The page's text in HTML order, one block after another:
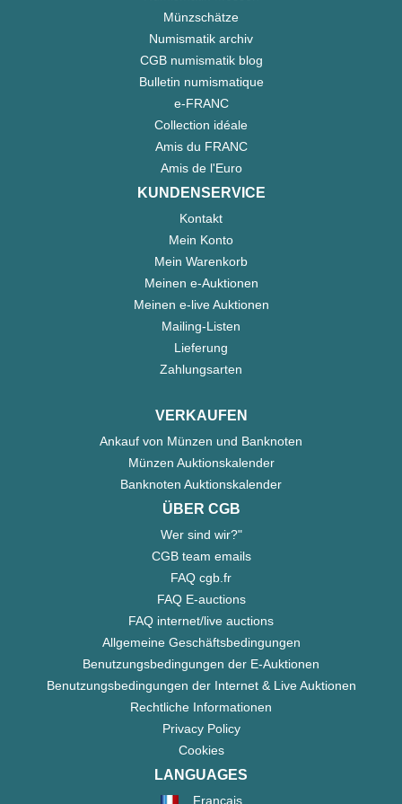
Münzschätze
Numismatik archiv
CGB numismatik blog
Bulletin numismatique
e-FRANC
Collection idéale
Amis du FRANC
Amis de l'Euro
KUNDENSERVICE
Kontakt
Mein Konto
Mein Warenkorb
Meinen e-Auktionen
Meinen e-live Auktionen
Mailing-Listen
Lieferung
Zahlungsarten
VERKAUFEN
Ankauf von Münzen und Banknoten
Münzen Auktionskalender
Banknoten Auktionskalender
ÜBER CGB
Wer sind wir?"
CGB team emails
FAQ cgb.fr
FAQ E-auctions
FAQ internet/live auctions
Allgemeine Geschäftsbedingungen
Benutzungsbedingungen der E-Auktionen
Benutzungsbedingungen der Internet & Live Auktionen
Rechtliche Informationen
Privacy Policy
Cookies
LANGUAGES
Français